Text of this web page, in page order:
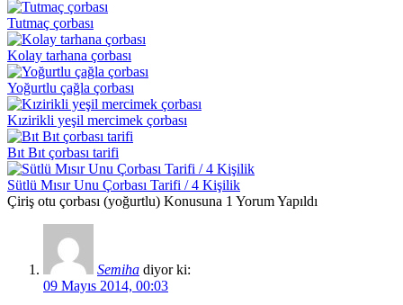
Tutmaç çorbası
Kolay tarhana çorbası
Yoğurtlu çağla çorbası
Kızirikli yeşil mercimek çorbası
Bıt Bıt çorbası tarifi
Sütlü Mısır Unu Çorbası Tarifi / 4 Kişilik
Çiriş otu çorbası (yoğurtlu) Konusuna 1 Yorum Yapıldı
Semiha diyor ki:
09 Mayıs 2014, 00:03